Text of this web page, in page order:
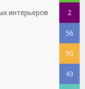
интерьеров 2
56
90
43